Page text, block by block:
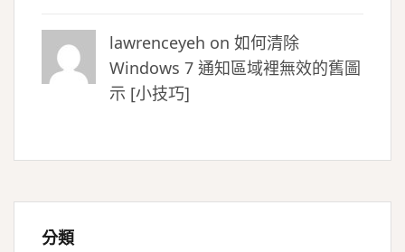
lawrenceyeh on 如何清除
Windows 7 通知區域裡無效的舊圖
示 [小技巧]
分類